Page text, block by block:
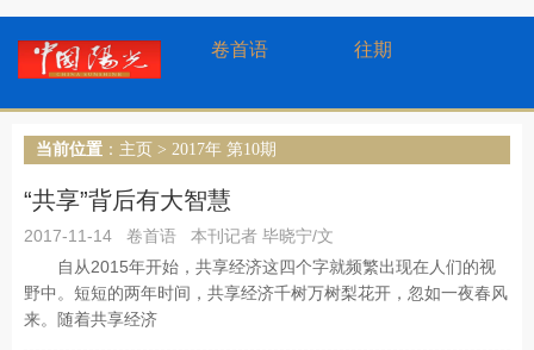
卷首语 往期
当前位置 ： 主页 > 2017年 第10期
“共享”背后有大智慧
2017-11-14 卷首语
本刊记者 毕晓宁/文
自从2015年开始，共享经济这四个字就频繁出现在人们的视
野中。短短的两年时间，共享经济千树万树梨花开，忽如一夜春风
来。随着共享经济